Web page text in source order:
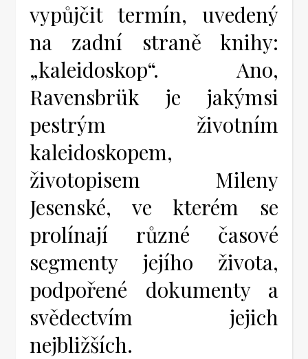
vypůjčit termín, uvedený
na zadní straně knihy:
„kaleidoskop“. Ano,
Ravensbrük je jakýmsi
pestrým životním
kaleidoskopem,
životopisem Mileny
Jesenské, ve kterém se
prolínají různé časové
segmenty jejího života,
podpořené dokumenty a
svědectvím jejich
nejbližších.